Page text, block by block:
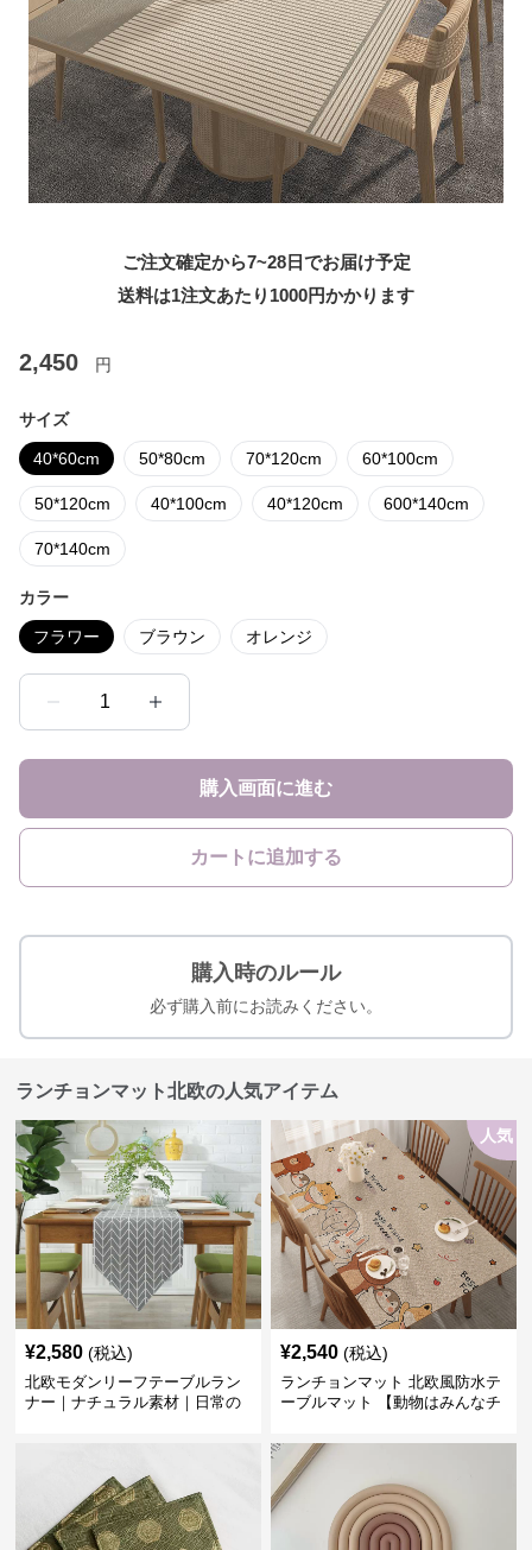
ご注文確定から7~28日でお届け予定
送料は1注文あたり 1000円かかります
2,450 円
サイズ
40*60cm 50*80cm 70*120cm 60*100cm
50*120cm 40*100cm 40*120cm 600*140cm
70*140cm
カラー
フラワー ブラウン オレンジ
1
購入画面に進む
カートに追加する
購入時のルール
必ず購入前にお読みください。
ランチョンマット北欧の人気アイテム
¥2,580 (税込)
北欧モダンリーフテーブルラン
ナー｜ナチュラル素材｜日常の
人気
¥2,540 (税込)
ランチョンマット 北欧風防水テ
ーブルマット 【動物はみんなチ